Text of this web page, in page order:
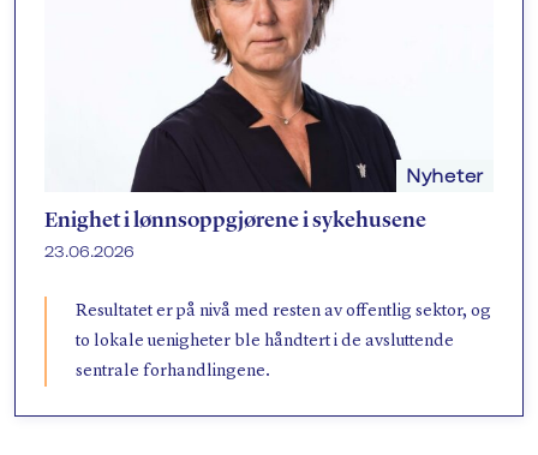
Nyheter
Enighet i lønnsoppgjørene i sykehusene
23.06.2026
Resultatet er på nivå med resten av offentlig sektor, og
to lokale uenigheter ble håndtert i de avsluttende
sentrale forhandlingene.